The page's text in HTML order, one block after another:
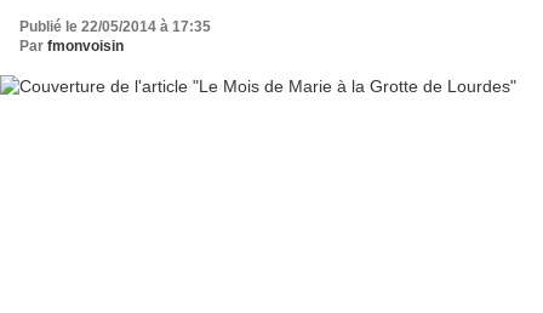
Publié le 22/05/2014 à 17:35
Par fmonvoisin